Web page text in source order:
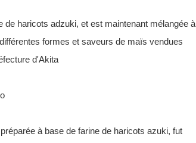
haricots adzuki, et est maintenant mélangée à
formes et saveurs de maïs vendues
d'Akita
à base de farine de haricots azuki, fut